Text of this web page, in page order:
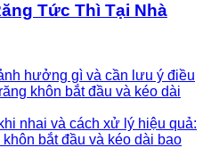
Tức Thì Tại Nhà
hưởng gì và cần lưu ý điều
khôn bắt đầu và kéo dài
nhai và cách xử lý hiệu quả:
bắt đầu và kéo dài bao